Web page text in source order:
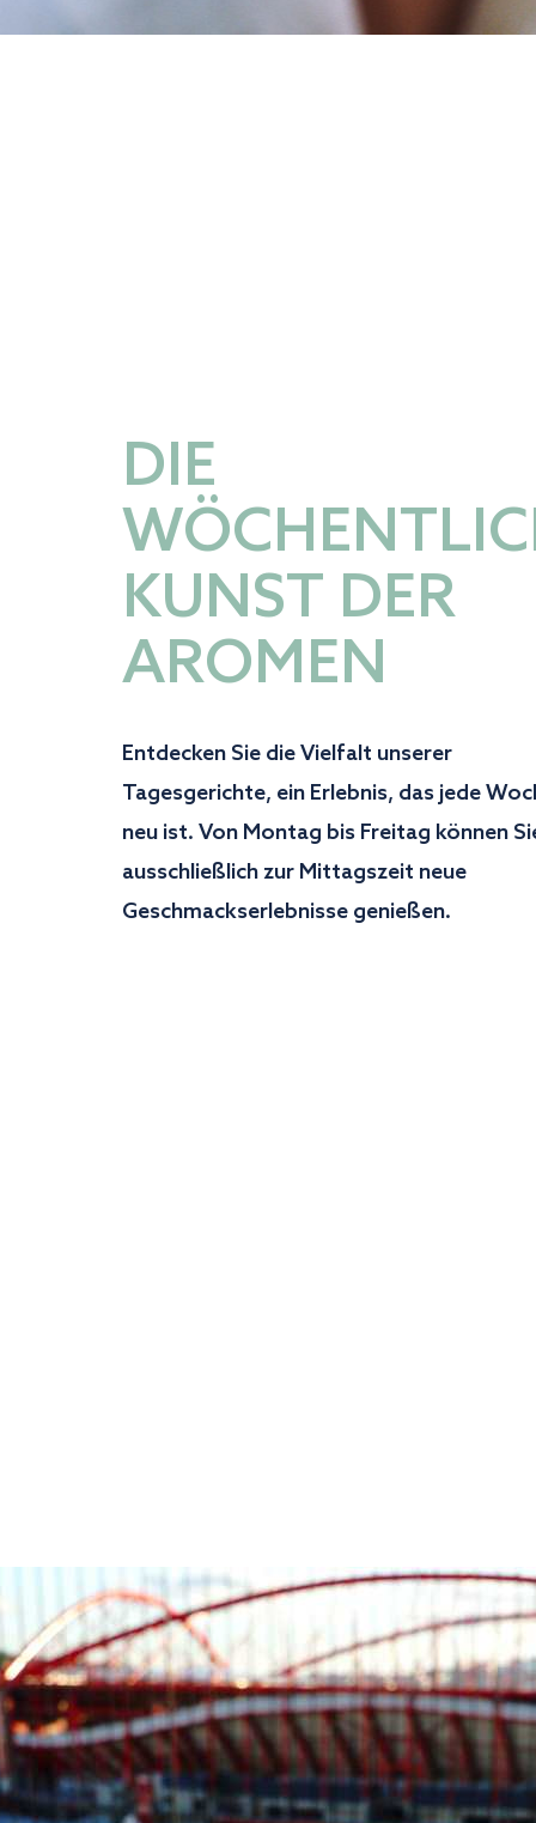
DIE
KUNST DER
AROMEN
Entdecken Sie die Vielfalt unserer
Tagesgerichte, ein Erlebnis, das jede
neu ist. Von Montag bis Freitag können
ausschließlich zur Mittagszeit neue
Geschmackserlebnisse genießen.